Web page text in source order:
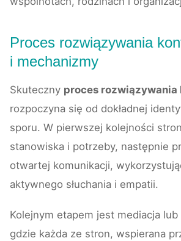
Proces rozwiązywania
i mechanizmy
Skuteczny proces
rozpoczyna się od dokładnej
sporu. W pierwszej kolejności
stanowiska i potrzeby, następnie
otwartej komunikacji,
aktywnego słuchania i empatii.
Kolejnym etapem jest mediacja lub
gdzie każda ze stron, wspierana